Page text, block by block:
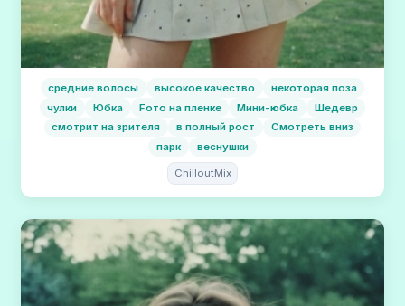
средние волосы высокое качество
некоторая поза
чулки
Юбка Fото на пленке Мини-юбка
Шедевр
смотрит на зрителя
в полный рост
Смотреть вниз
парк
веснушки
ChilloutMix